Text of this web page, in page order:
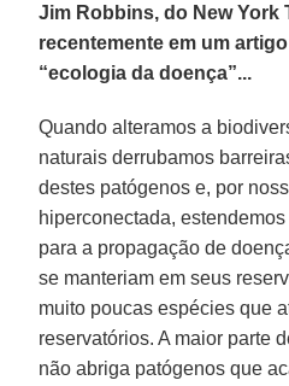
Jim Robbins, do New York
recentemente em um
“ecologia da doença”...
Quando alteramos a
naturais derrubamos
destes patógenos e, por
hiperconectada,
para a propagação de
se manteriam em seus
muito poucas espécies que
reservatórios. A maior parte
não abriga patógenos que